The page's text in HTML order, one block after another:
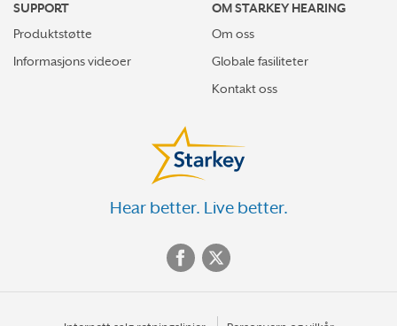
SUPPORT
Produktstøtte
Informasjons videoer
OM STARKEY HEARING
Om oss
Globale fasiliteter
Kontakt oss
Hear better. Live better.